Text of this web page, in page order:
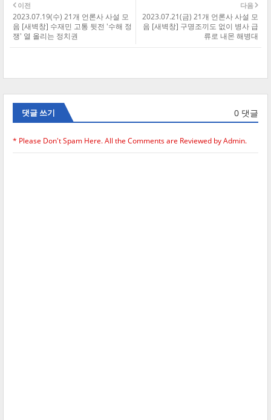
다음
2023.07.21(금) 21개 언론사 사설 모
음 [새벽창] 구명조끼도 없이 병사 급
류로 내몬 해병대
이전
2023.07.19(수) 21개 언론사 사설 모
음 [새벽창] 수재민 고통 뒷전 '수해 정
쟁' 열 올리는 정치권
댓글 쓰기 0 댓글
* Please Don't Spam Here. All the Comments are Reviewed by Admin.